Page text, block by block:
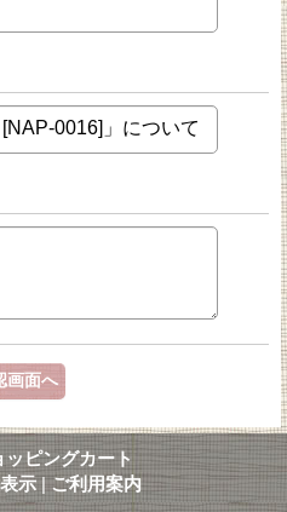
ッピングカート
示 | ご利用案内